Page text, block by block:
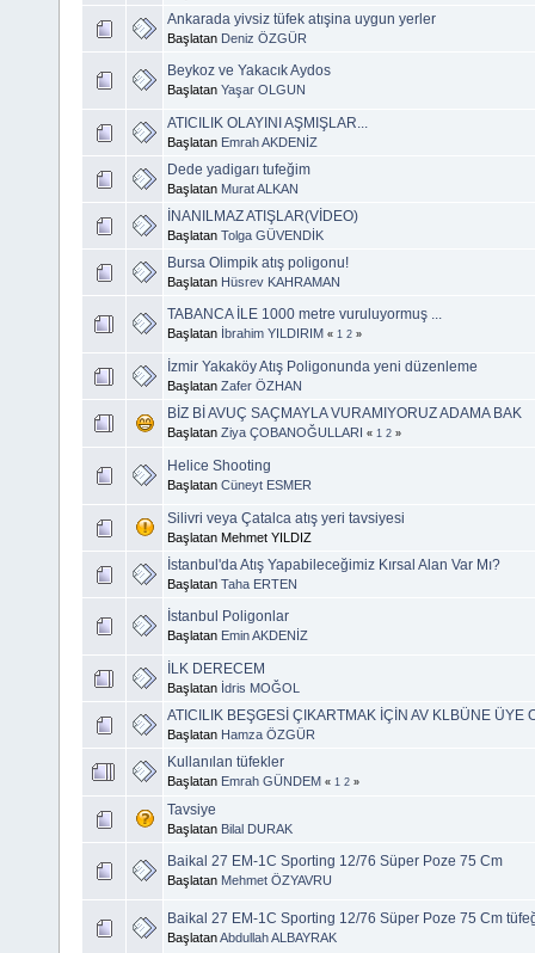
Ankarada yivsiz tüfek atışina uygun yerler
Başlatan Deniz ÖZGÜR
Beykoz ve Yakacık Aydos
Başlatan Yaşar OLGUN
ATICILIK OLAYINI AŞMIŞLAR...
Başlatan Emrah AKDENİZ
Dede yadigarı tufeğim
Başlatan Murat ALKAN
İNANILMAZ ATIŞLAR(VİDEO)
Başlatan Tolga GÜVENDİK
Bursa Olimpik atış poligonu!
Başlatan Hüsrev KAHRAMAN
TABANCA İLE 1000 metre vuruluyormuş ...
Başlatan İbrahim YILDIRIM « 1 2 »
İzmir Yakaköy Atış Poligonunda yeni düzenleme
Başlatan Zafer ÖZHAN
BİZ Bİ AVUÇ SAÇMAYLA VURAMIYORUZ ADAMA BAK
Başlatan Ziya ÇOBANOĞULLARI « 1 2 »
Helice Shooting
Başlatan Cüneyt ESMER
Silivri veya Çatalca atış yeri tavsiyesi
Başlatan Mehmet YILDIZ
İstanbul'da Atış Yapabileceğimiz Kırsal Alan Var Mı?
Başlatan Taha ERTEN
İstanbul Poligonlar
Başlatan Emin AKDENİZ
İLK DERECEM
Başlatan İdris MOĞOL
ATICILIK BEŞGESİ ÇIKARTMAK İÇİN AV KLBÜNE ÜYE
Başlatan Hamza ÖZGÜR
Kullanılan tüfekler
Başlatan Emrah GÜNDEM « 1 2 »
Tavsiye
Başlatan Bilal DURAK
Baikal 27 EM-1C Sporting 12/76 Süper Poze 75 Cm
Başlatan Mehmet ÖZYAVRU
Baikal 27 EM-1C Sporting 12/76 Süper Poze 75 Cm
BaşlatanAbdullah ALBAYRAK